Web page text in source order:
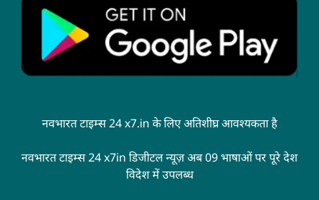
नवभारत टाइम्स 24 x7.in के लिए अतिशीघ्र आवश्यकता है
नवभारत टाइम्स 24 x7in डिजीटल न्यूज़ अब 09 भाषाओं पर पूरे देश
विदेश में उपलब्ध